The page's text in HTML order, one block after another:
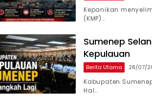
Kepanikan
(KMP)…
Sumenep
Kepulauan
Berita Utama 28/07/
Kabupaten
Hal…